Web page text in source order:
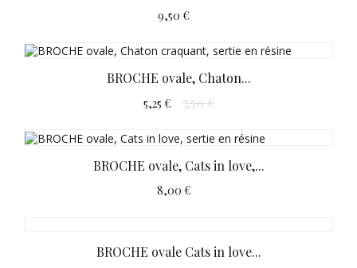
9,50 €
BROCHE ovale, Chaton...
5,25 € 7,50 €
BROCHE ovale, Cats in love,...
8,00 €
BROCHE ovale Cats in love...